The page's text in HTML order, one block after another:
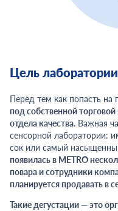
Цель лаборатории
Перед тем как попасть на
под собственной
отдела качества. Важная
сенсорной лаборатории:
сок или самый
появилась в METRO
повара и сотрудники
планируется продавать в
Такие дегустации — это